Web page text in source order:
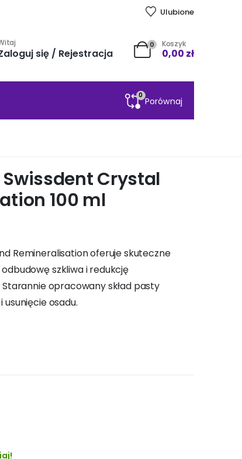
Ulubione
się / Rejestracja
0 Koszyk
0,00 zł
0
Porównaj
Crystal
100 ml
Remineralisation oferuje skuteczne
szkliwa i redukcję
opracowany skład pasty
osadu.